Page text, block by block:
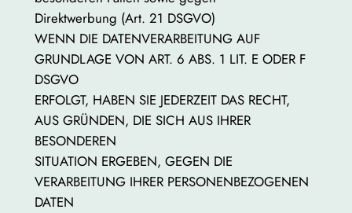
Direktwerbung (Art. 21 DSGVO)
WENN DIE DATENVERARBEITUNG AUF
GRUNDLAGE VON ART. 6 ABS. 1 LIT. E ODER F
DSGVO
ERFOLGT, HABEN SIE JEDERZEIT DAS RECHT,
AUS GRÜNDEN, DIE SICH AUS IHRER
BESONDEREN
SITUATION ERGEBEN, GEGEN DIE
VERARBEITUNG IHRER PERSONENBEZOGENEN
DATEN